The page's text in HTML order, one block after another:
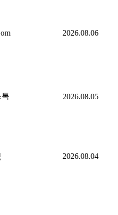
2026.08.06
2026.08.05
2026.08.04